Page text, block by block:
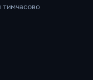
тимчасово